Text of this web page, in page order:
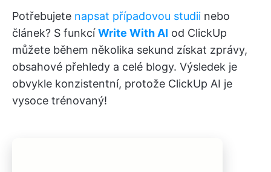
Potřebujete napsat případovou studii nebo
článek? S funkcíWrite With AI od ClickUp
můžete během několika sekund získat zprávy,
obsahové přehledy a celé blogy. Výsledek je
obvykle konzistentní, protože ClickUp AI je
vysoce trénovaný!